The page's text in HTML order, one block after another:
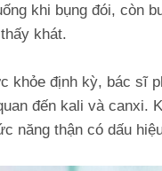
khi bụng đói, còn
khát.
khỏe định kỳ, bác sĩ
đến kali và canxi.
năng thận có dấu